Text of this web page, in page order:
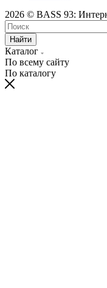
2026 © BASS 93:
Найти
Каталог
По всему сайту
По каталогу